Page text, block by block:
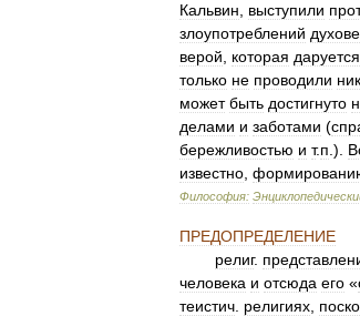
Кальвин
выступили
злоупотреблений
верой
которая даруется
только не проводили
может быть достигнуто
делами и заботами (
бережливостью и т.п .).
известно
Философия:
ПРЕДОПРЕДЕЛЕНИЕ
религ.
человека и отсюда его «
теистич религиях